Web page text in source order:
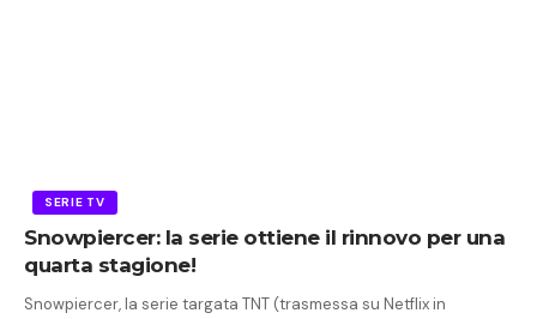
SERIE TV
Snowpiercer: la serie ottiene il rinnovo per una
quarta stagione!
Snowpiercer, la serie targata TNT (trasmessa su Netflix in